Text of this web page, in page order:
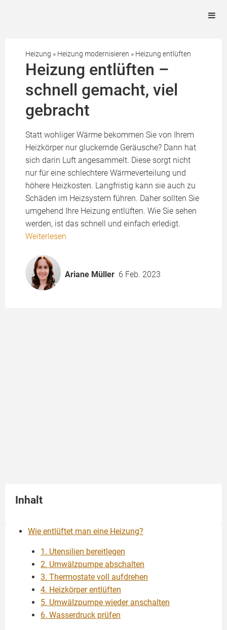
Heizung » Heizung modernisieren » Heizung entlüften
Heizung entlüften –
schnell gemacht, viel
gebracht
Statt wohliger Wärme bekommen Sie von Ihrem
Heizkörper nur gluckernde Geräusche? Dann hat
sich darin Luft angesammelt. Diese sorgt nicht
nur für eine schlechtere Wärmeverteilung und
höhere Heizkosten. Langfristig kann sie auch zu
Schäden im Heizsystem führen. Daher sollten Sie
umgehend Ihre Heizung entlüften. Wie Sie sehen
werden, ist das schnell und einfach erledigt.
Weiterlesen
Ariane Müller 6 Feb. 2023
Inhalt
Wie entlüftet man eine Heizung?
1. Utensilien bereitlegen
2. Umwälzpumpe abschalten
3. Thermostate voll aufdrehen
4. Heizkörper entlüften
5. Umwälzpumpe wieder anschalten
6. Wasserdruck prüfen